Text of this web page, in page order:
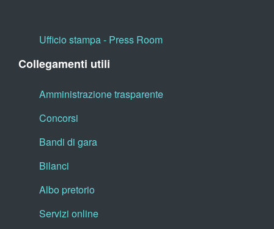
Ufficio stampa - Press Room
Collegamenti utili
Amministrazione trasparente
Concorsi
Bandi di gara
Bilanci
Albo pretorio
Servizi online